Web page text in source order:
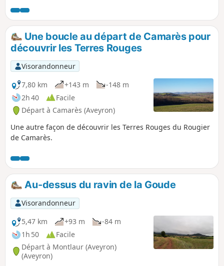
nombreuses croix). Quelques portions
sur route que la magnificence des petits
sentiers et la beauté des paysages font
vite oublier.
Une boucle au départ de Camarès pour
découvrir les Terres Rouges
Visorandonneur
7,80 km
+143 m
-148 m
2h 40
Facile
Départ à Camarès (Aveyron)
Une autre façon de découvrir les Terres Rouges du Rougier
de Camarès.
Au-dessus du ravin de la Goude
Visorandonneur
5,47 km
+93 m
-84 m
1h 50
Facile
Départ à Montlaur (Aveyron)
(Aveyron)